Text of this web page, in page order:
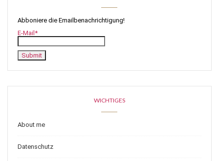
Abboniere die Emailbenachrichtigung!
E-Mail*
WICHTIGES
About me
Datenschutz